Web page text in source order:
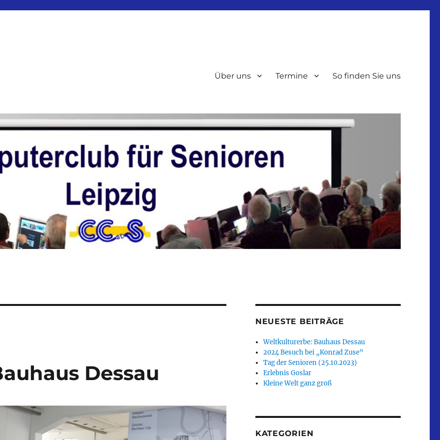
Über uns Termine So finden Sie uns
Dessau
NEUESTE BEITRÄGE
Weltkulturerbe: Bauhaus Dessau
2024 Besuch bei „Konrad Zuse“
Tag der Senioren (25.10.2023)
Erlebnis Goslar
Kleine Welt ganz groß
KATEGORIEN